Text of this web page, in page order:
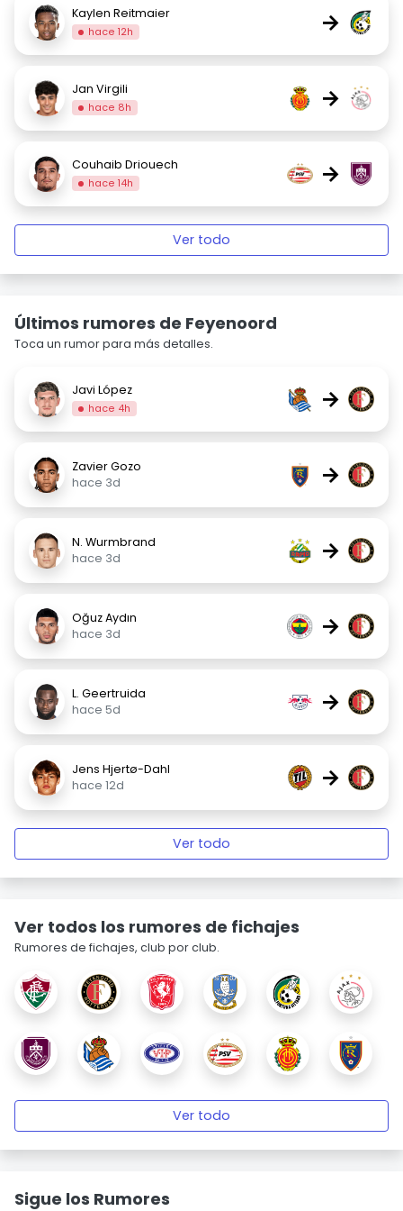
Kaylen Reitmaier
hace 12h →
Jan Virgili
hace 8h →
Couhaib Driouech
hace 14h →
Ver todo
Últimos rumores de Feyenoord
Toca un rumor para más detalles.
Javi López
hace 4h →
Zavier Gozo
hace 3d
→
N. Wurmbrand
hace 3d
→
Oğuz Aydın
hace 3d
→
L. Geertruida
hace 5d
→
Jens Hjertø-Dahl
hace 12d
→
Ver todo
Ver todos los rumores de fichajes
Rumores de fichajes, club por club.
Ver todo
Sigue los Rumores